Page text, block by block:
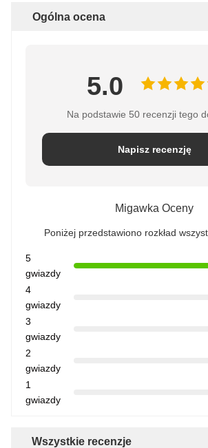
Ogólna ocena
5.0
Na podstawie 50 recenzji tego
Napisz recenzję
Migawka Oceny
Poniżej przedstawiono rozkład
5
gwiazdy
4
gwiazdy
3
gwiazdy
2
gwiazdy
1
gwiazdy
Wszystkie recenzje